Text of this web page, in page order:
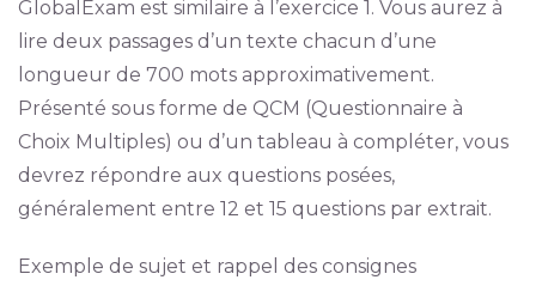
GlobalExam est similaire à l’exercice 1. Vous aurez à
lire deux passages d’un texte chacun d’une
longueur de 700 mots approximativement.
Présenté sous forme de QCM (Questionnaire à
Choix Multiples) ou d’un tableau à compléter, vous
devrez répondre aux questions posées,
généralement entre 12 et 15 questions par extrait.
Exemple de sujet et rappel des consignes